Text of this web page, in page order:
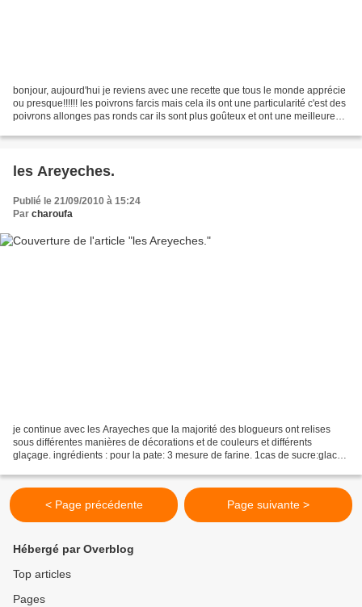
bonjour, aujourd'hui je reviens avec une recette que tous le monde apprécie
ou presque!!!!!! les poivrons farcis mais cela ils ont une particularité c'est des
poivrons allonges pas ronds car ils sont plus goûteux et ont une meilleure
les Areyeches.
Publié le 21/09/2010 à 15:24
Par charoufa
je continue avec les Arayeches que la majorité des blogueurs ont relises
sous différentes manières de décorations et de couleurs et différents
glaçage. ingrédients : pour la pate: 3 mesure de farine. 1cas de sucre:glace.
< Page précédente Page suivante >
Hébergé par Overblog
Top articles
Pages